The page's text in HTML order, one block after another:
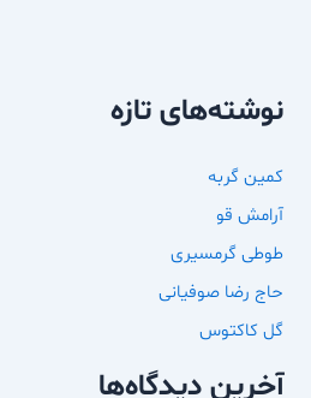
نوشته‌های تازه
کمین گربه
آرامش قو
طوطی گرمسیری
حاج رضا صوفیانی
گل کاکتوس
آخرین دیدگاه‌ها